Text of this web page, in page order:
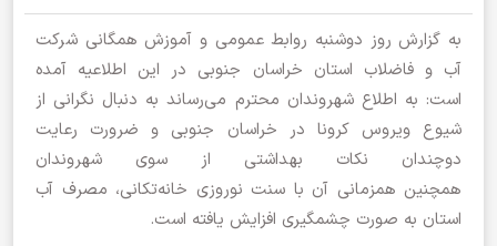
به گزارش روز دوشنبه روابط عمومی و آموزش همگانی شرکت
آب و فاضلاب استان خراسان جنوبی در این اطلاعیه آمده
است: به اطلاع شهروندان محترم می‌رساند به دنبال نگرانی از
شیوع ویروس کرونا در خراسان جنوبی و ضرورت رعایت
دوچندان نکات بهداشتی از سوی شهروندان
همچنین همزمانی آن با سنت نوروزی خانه‌تکانی، مصرف آب
استان به صورت چشمگیری افزایش یافته است.